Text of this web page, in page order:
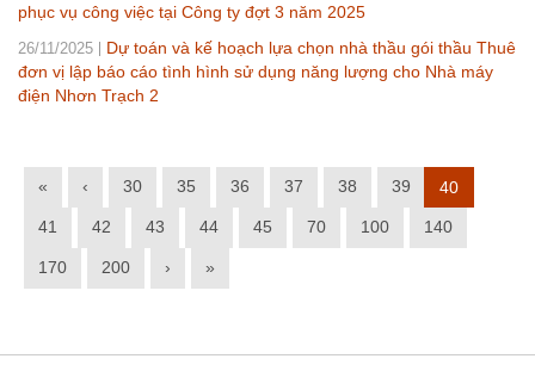
phục vụ công việc tại Công ty đợt 3 năm 2025
26/11/2025
Dự toán và kế hoạch lựa chọn nhà thầu gói thầu Thuê
đơn vị lập báo cáo tình hình sử dụng năng lượng cho Nhà máy
điện Nhơn Trạch 2
« ‹ 30 35 36 37 38 39 40
41 42 43 44 45 70 100 140
170 200 › »